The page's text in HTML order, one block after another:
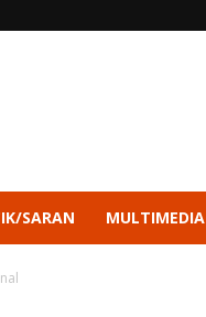
SARAN MULTIMEDIA